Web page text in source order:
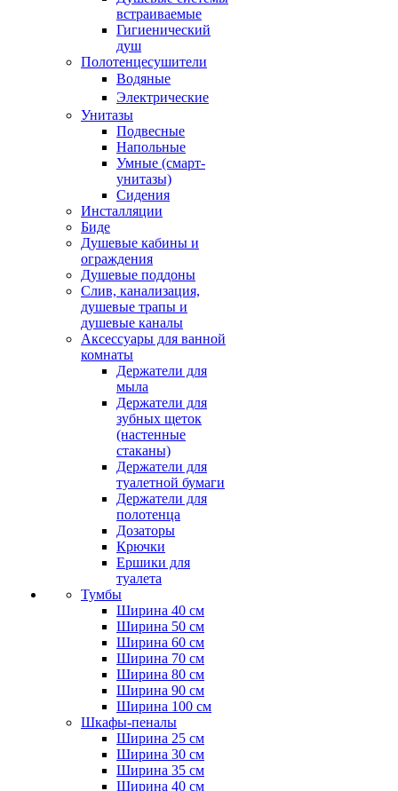
встраиваемые
Гигиенический
душ
Полотенцесушители
ㅤВодяные
ㅤЭлектрические
Унитазы
Подвесные
Напольные
Умные (смарт-
унитазы)
Сидения
Инсталляции
Биде
Душевые кабины и
ограждения
Душевые поддоны
Слив, канализация,
душевые трапы и
душевые каналы
Аксессуары для ванной
комнаты
Держатели для
мыла
Держатели для
зубных щеток
(настенные
стаканы)
Держатели для
туалетной бумаги
Держатели для
полотенца
Дозаторы
Крючки
Ершики для
туалета
Тумбы
Ширина 40 см
Ширина 50 см
Ширина 60 см
Ширина 70 см
Ширина 80 см
Ширина 90 см
Ширина 100 см
Шкафы-пеналы
Ширина 25 см
Ширина 30 см
Ширина 35 см
Ширина 40 см